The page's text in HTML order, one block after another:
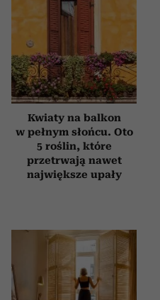
Kwiaty na balkon
w pełnym słońcu. Oto
5 roślin, które
przetrwają nawet
największe upały